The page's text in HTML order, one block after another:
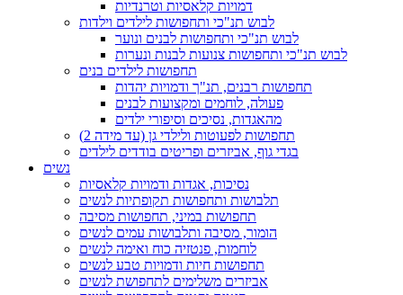
דמויות קלאסיות וטרנדיות
לבוש תנ"כי ותחפושות לילדים וילדות
לבוש תנ"כי ותחפושות לבנים ונוער
לבוש תנ"כי ותחפושות צנועות לבנות ונערות
תחפושות לילדים בנים
תחפושות רבנים, תנ"ך ודמויות יהדות
פעולה, לוחמים ומקצועות לבנים
מהאגדות, נסיכים וסיפורי ילדים
תחפושות לפעוטות ולילדי גן (עד מידה 2)
בגדי גוף, אביזרים ופריטים בודדים לילדים
נשים
נסיכות, אגדות ודמויות קלאסיות
תלבושות ותחפושות תקופתיות לנשים
תחפושות במיני, תחפושות מסיבה
הומור, מסיבה ותלבושות עמים לנשים
לוחמות, פנטזיה כוח ואימה לנשים
תחפושות חיות ודמויות טבע לנשים
אביזרים משלימים לתחפושת לנשים